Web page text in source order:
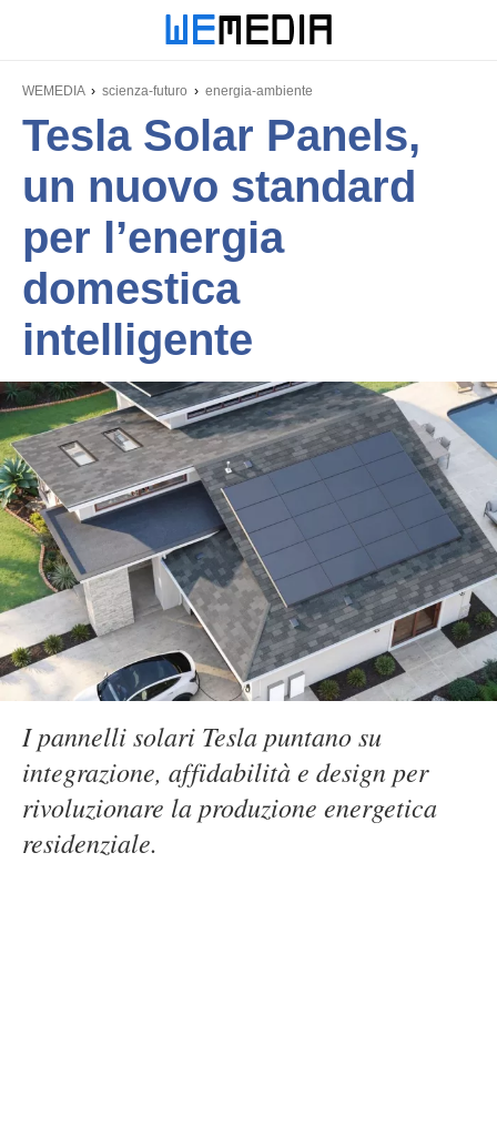
WEMEDIA scienza-futuro energia-ambiente
Tesla Solar Panels,
un nuovo standard
per l’energia
domestica
intelligente
I pannelli solari Tesla puntano su
integrazione, affidabilità e design per
rivoluzionare la produzione energetica
residenziale.